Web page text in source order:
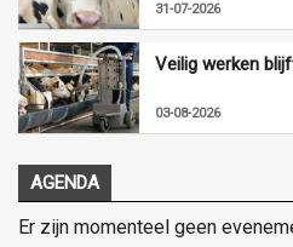
31-07-2026
Veilig werken
03-08-2026
AGENDA
Er zijn momenteel geen